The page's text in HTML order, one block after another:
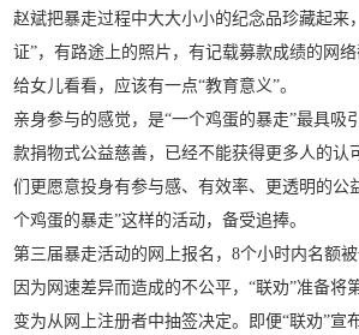
赵斌把暴走过程中大大小小的纪念品珍藏起来
证”，有路途上的照片，有记载募款成绩的网
给女儿看看，应该有一点“教育意义”。
亲身参与的感觉，是“一个鸡蛋的暴走”最具吸
款捐物式公益慈善，已经不能获得更多人的认
们更愿意投身有参与感、有效率、更透明的公
个鸡蛋的暴走”这样的活动，备受追捧。
第三届暴走活动的网上报名，8个小时内名额
因为网速差异而造成的不公平，“联劝”准备将
变为从网上注册者中抽签决定。即便“联劝”宣